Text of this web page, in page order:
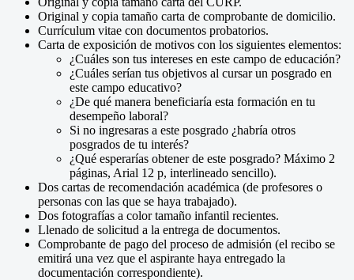
Original y copia tamaño carta de comprobante de domicilio.
Currículum vitae con documentos probatorios.
Carta de exposición de motivos con los siguientes elementos:
¿Cuáles son tus intereses en este campo de educación?
¿Cuáles serían tus objetivos al cursar un posgrado en
este campo educativo?
¿De qué manera beneficiaría esta formación en tu
desempeño laboral?
Si no ingresaras a este posgrado ¿habría otros
posgrados de tu interés?
¿Qué esperarías obtener de este posgrado? Máximo 2
páginas, Arial 12 p, interlineado sencillo).
Dos cartas de recomendación académica (de profesores o
personas con las que se haya trabajado).
Dos fotografías a color tamaño infantil recientes.
Llenado de solicitud a la entrega de documentos.
Comprobante de pago del proceso de admisión (el recibo se
emitirá una vez que el aspirante haya entregado la
documentación correspondiente).